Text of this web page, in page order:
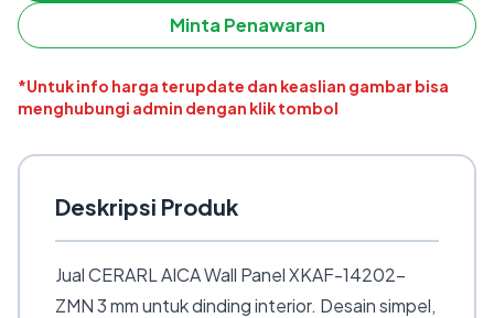
Minta Penawaran
*Untuk info harga terupdate dan keaslian gambar bisa
menghubungi admin dengan klik tombol
Deskripsi Produk
Jual CERARL AICA Wall Panel XKAF-14202-
ZMN 3 mm untuk dinding interior. Desain simpel,